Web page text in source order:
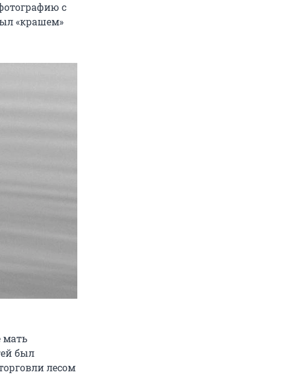
с
«крашем»
мать
был
лесом